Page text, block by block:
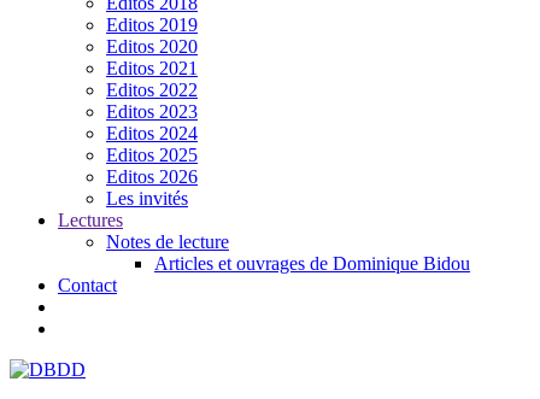
Editos 2019
Editos 2020
Editos 2021
Editos 2022
Editos 2023
Editos 2024
Editos 2025
Editos 2026
Les invités
Lectures
Notes de lecture
Articles et ouvrages de Dominique Bidou
Contact